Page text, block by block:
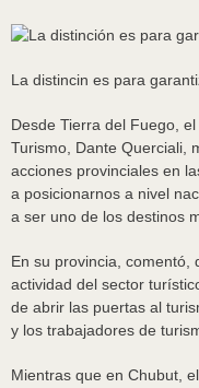
La distincin es para
Desde Tierra del Fuego,
Turismo, Dante Querciali,
acciones provinciales en
a posicionarnos a nivel
a ser uno de los destinos
En su provincia, comentó,
actividad del sector
de abrir las puertas al
y los trabajadores de
Mientras que en Chubut,